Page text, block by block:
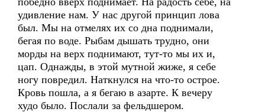
удивление нам. У нас другой принцип лова
был. Мы на отмелях их со дна поднимали,
бегая по воде. Рыбам дышать трудно, они
морды на верх поднимают, тут-то мы их и,
цап. Однажды, в этой мутной жиже, я себе
ногу повредил. Наткнулся на что-то острое.
Кровь пошла, а я бегаю в азарте. К вечеру
худо было. Послали за фельдшером.